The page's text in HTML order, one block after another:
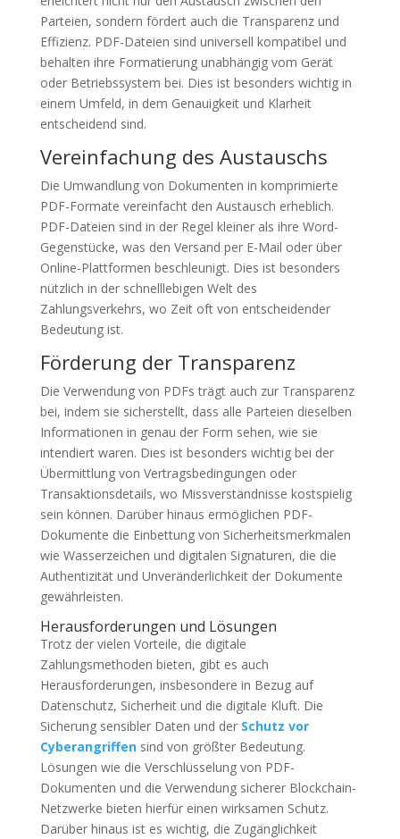
Parteien, sondern fördert auch die Transparenz und
Effizienz. PDF-Dateien sind universell kompatibel und
behalten ihre Formatierung unabhängig vom Gerät
oder Betriebssystem bei. Dies ist besonders wichtig in
einem Umfeld, in dem Genauigkeit und Klarheit
entscheidend sind.
Vereinfachung des Austauschs
Die Umwandlung von Dokumenten in komprimierte
PDF-Formate vereinfacht den Austausch erheblich.
PDF-Dateien sind in der Regel kleiner als ihre Word-
Gegenstücke, was den Versand per E-Mail oder über
Online-Plattformen beschleunigt. Dies ist besonders
nützlich in der schnelllebigen Welt des
Zahlungsverkehrs, wo Zeit oft von entscheidender
Bedeutung ist.
Förderung der Transparenz
Die Verwendung von PDFs trägt auch zur Transparenz
bei, indem sie sicherstellt, dass alle Parteien dieselben
Informationen in genau der Form sehen, wie sie
intendiert waren. Dies ist besonders wichtig bei der
Übermittlung von Vertragsbedingungen oder
Transaktionsdetails, wo Missverständnisse kostspielig
sein können. Darüber hinaus ermöglichen PDF-
Dokumente die Einbettung von Sicherheitsmerkmalen
wie Wasserzeichen und digitalen Signaturen, die die
Authentizität und Unveränderlichkeit der Dokumente
gewährleisten.
Herausforderungen und Lösungen
Trotz der vielen Vorteile, die digitale
Zahlungsmethoden bieten, gibt es auch
Herausforderungen, insbesondere in Bezug auf
Datenschutz, Sicherheit und die digitale Kluft. Die
Sicherung sensibler Daten und der Schutz vor
Cyberangriffensind von größter Bedeutung.
Lösungen wie die Verschlüsselung von PDF-
Dokumenten und die Verwendung sicherer Blockchain-
Netzwerke bieten hierfür einen wirksamen Schutz.
Darüber hinaus ist es wichtig, die Zugänglichkeit